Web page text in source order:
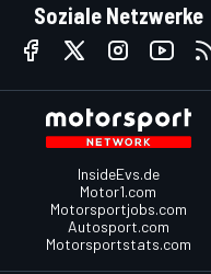
Soziale Netzwerke
InsideEvs.de
Motor1.com
Motorsportjobs.com
Autosport.com
Motorsportstats.com